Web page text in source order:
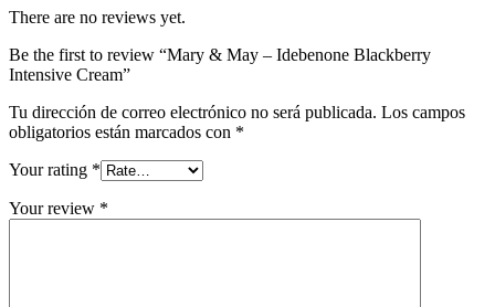
There are no reviews yet.
Be the first to review “Mary & May – Idebenone Blackberry
Intensive Cream”
Tu dirección de correo electrónico no será publicada. Los campos
obligatorios están marcados con *
Your rating *
Your review *